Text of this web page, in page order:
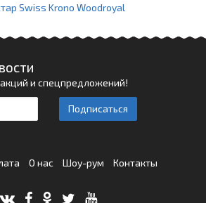
Swiss Krono Woodroyal
акций и спецпредложений!
Подписаться
О нас Шоу-рум Контакты